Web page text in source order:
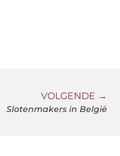
VOLGENDE →
Slotenmakers in België